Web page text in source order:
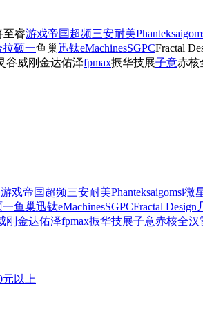
至睿游戏帝国超频三安耐美Phanteksaigo
拉硕一鱼巢迅钛eMachinesSGPCFractal
谷威刚 金达佑泽fpmax振华技展子意赤核
游戏帝国超频三安耐美Phanteksaigomsi微
一鱼巢迅钛eMachinesSGPCFractal Design
刚 金达佑泽fpmax振华技展子意赤核全汉
元以上